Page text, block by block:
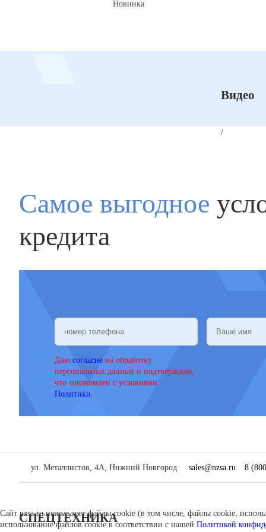
Новинка
Видео
/
Самое выгодное
кредита
Даю согласие на обработку
персональных данных и подтверждаю,
что ознакомлен с условиями
Политики.
ул. Металлистов, 4А, Нижний Новгород sales@nzsa.ru 8
CПЕЦТЕХНИКА
Сайт nzsa.ru использует файлы cookie (в том числе, файлы cookie,
использование файлов cookie в соответствии с нашей Политикой